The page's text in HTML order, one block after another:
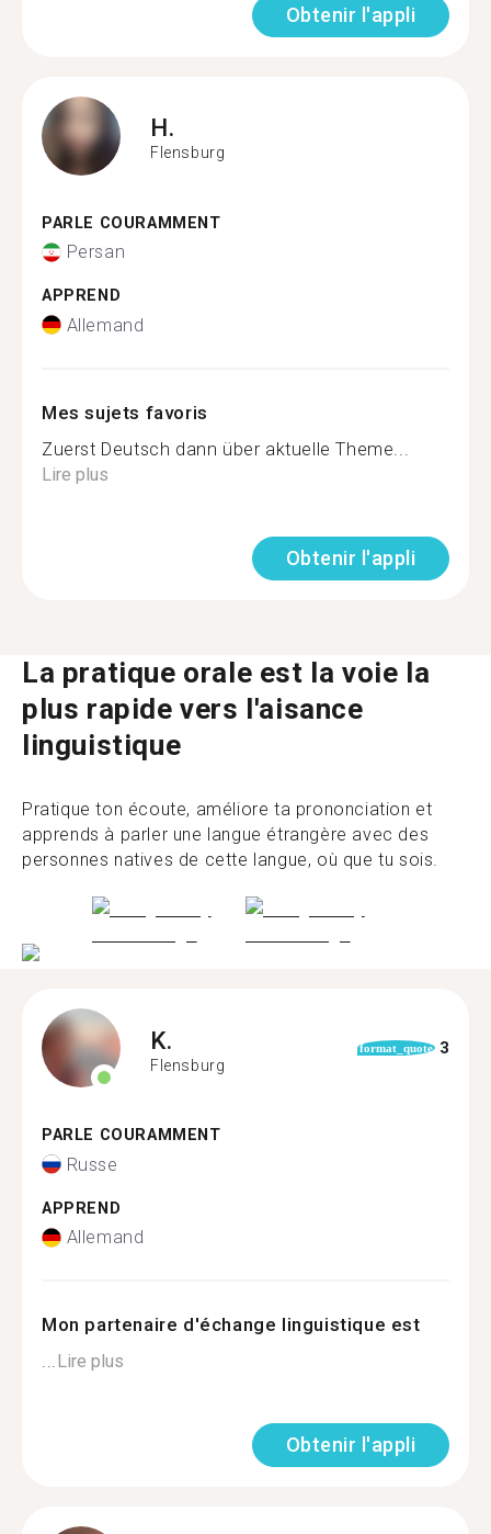
Obtenir l'appli
H.
Flensburg
PARLE COURAMMENT
Persan
APPREND
Allemand
Mes sujets favoris
Zuerst Deutsch dann über aktuelle Theme...
Lire plus
Obtenir l'appli
La pratique orale est la voie la
plus rapide vers l'aisance
linguistique
Pratique ton écoute, améliore ta prononciation et
apprends à parler une langue étrangère avec des
personnes natives de cette langue, où que tu sois.
K.
Flensburg
format_quote 3
PARLE COURAMMENT
Russe
APPREND
Allemand
Mon partenaire d'échange linguistique est
...Lire plus
Obtenir l'appli